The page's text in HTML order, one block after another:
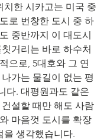
치한 시카고는 미국 중
로 번창한 도시 중 하
중반까지 이 대도시
거리는 바로 하수처
으로, 5대호와 그 연
가는 물길이 없는 평
다. 대평원과도 같은
설할 때만 해도 사람
마음껏 도시를 확장
을 생각했습니다.